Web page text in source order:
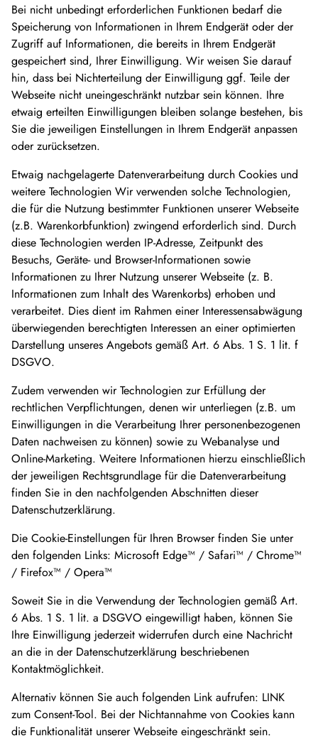
Bei nicht unbedingt erforderlichen Funktionen bedarf die
Speicherung von Informationen in Ihrem Endgerät oder der
Zugriff auf Informationen, die bereits in Ihrem Endgerät
gespeichert sind, Ihrer Einwilligung. Wir weisen Sie darauf
hin, dass bei Nichterteilung der Einwilligung ggf. Teile der
Webseite nicht uneingeschränkt nutzbar sein können. Ihre
etwaig erteilten Einwilligungen bleiben solange bestehen, bis
Sie die jeweiligen Einstellungen in Ihrem Endgerät anpassen
oder zurücksetzen.
Etwaig nachgelagerte Datenverarbeitung durch Cookies und
weitere Technologien Wir verwenden solche Technologien,
die für die Nutzung bestimmter Funktionen unserer Webseite
(z.B. Warenkorbfunktion) zwingend erforderlich sind. Durch
diese Technologien werden IP-Adresse, Zeitpunkt des
Besuchs, Geräte- und Browser-Informationen sowie
Informationen zu Ihrer Nutzung unserer Webseite (z. B.
Informationen zum Inhalt des Warenkorbs) erhoben und
verarbeitet. Dies dient im Rahmen einer Interessensabwägung
überwiegenden berechtigten Interessen an einer optimierten
Darstellung unseres Angebots gemäß Art. 6 Abs. 1 S. 1 lit. f
DSGVO.
Zudem verwenden wir Technologien zur Erfüllung der
rechtlichen Verpflichtungen, denen wir unterliegen (z.B. um
Einwilligungen in die Verarbeitung Ihrer personenbezogenen
Daten nachweisen zu können) sowie zu Webanalyse und
Online-Marketing. Weitere Informationen hierzu einschließlich
der jeweiligen Rechtsgrundlage für die Datenverarbeitung
finden Sie in den nachfolgenden Abschnitten dieser
Datenschutzerklärung.
Die Cookie-Einstellungen für Ihren Browser finden Sie unter
den folgenden Links: Microsoft Edge™ / Safari™ / Chrome™
/ Firefox™ / Opera™
Soweit Sie in die Verwendung der Technologien gemäß Art.
6 Abs. 1 S. 1 lit. a DSGVO eingewilligt haben, können Sie
Ihre Einwilligung jederzeit widerrufen durch eine Nachricht
an die in der Datenschutzerklärung beschriebenen
Kontaktmöglichkeit.
Alternativ können Sie auch folgenden Link aufrufen: LINK
zum Consent-Tool. Bei der Nichtannahme von Cookies kann
die Funktionalität unserer Webseite eingeschränkt sein.